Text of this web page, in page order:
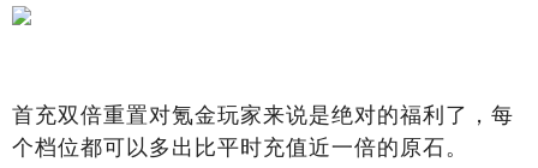
首充双倍重置对氪金玩家来说是绝对的福利了，每
个档位都可以多出比平时充值近一倍的原石。